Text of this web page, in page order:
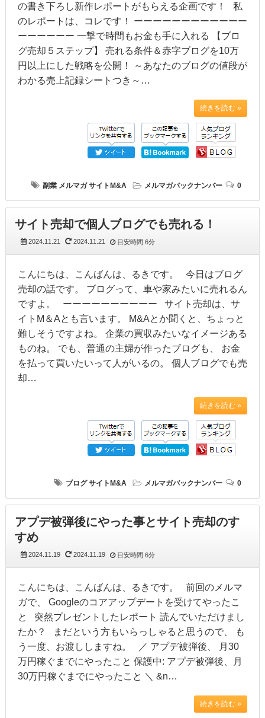
の書き下ろし新作レポートがもらえる企画です！ 私
のレポートは、コレです！ ーーーーーーーーーーーー
ーーーーーー 一撃で時間もお金も手に入れる 【ブロ
グ売却５ステップ】 売れる条件＆赤字ブログを10万
円以上にした戦略を公開！ ～あなたのブログの値段が
わかる売上記録シートつき～…
続きを読む »
副業 メルマガ サイトM&A メルマガバックナンバー 0
サイト売却で個人ブログでも売れる！
2024.11.21 2024.11.21 目安時間 6分
こんにちは、こんばんは、るきです。 今日はブログ
売却の話です。 ブログって、車や家みたいに売れるん
ですよ。 ーーーーーーーーーー サイト売却は、サ
イトM＆Aとも言います。 M&Aとか聞くと、ちょっと
難しそうですよね。 企業の買収みたいなイメージある
ものね。 でも、普通の主婦が作ったブログも、 お金
を払って買いたいって人がいるの。 個人ブログでも売
却…
続きを読む »
ブログ サイトM&A メルマガバックナンバー 0
アプデ被弾後にやった事とサイト売却のす
すめ
2024.11.19 2024.11.19 目安時間 6分
こんにちは、こんばんは、るきです。 前回のメルマ
ガで、 Googleのコアアップデートを受けてやったこ
と 突然プレゼントしたレポート 読んでいただけまし
たか？ まだという方もいらっしゃると思うので、 も
う一度、お渡ししますね。 ／ アプデ被弾後、 月30
万円稼ぐまでにやったこと 保護中: アプデ被弾後、月
30万円稼ぐまでにやったこと ＼ &n…
続きを読む »